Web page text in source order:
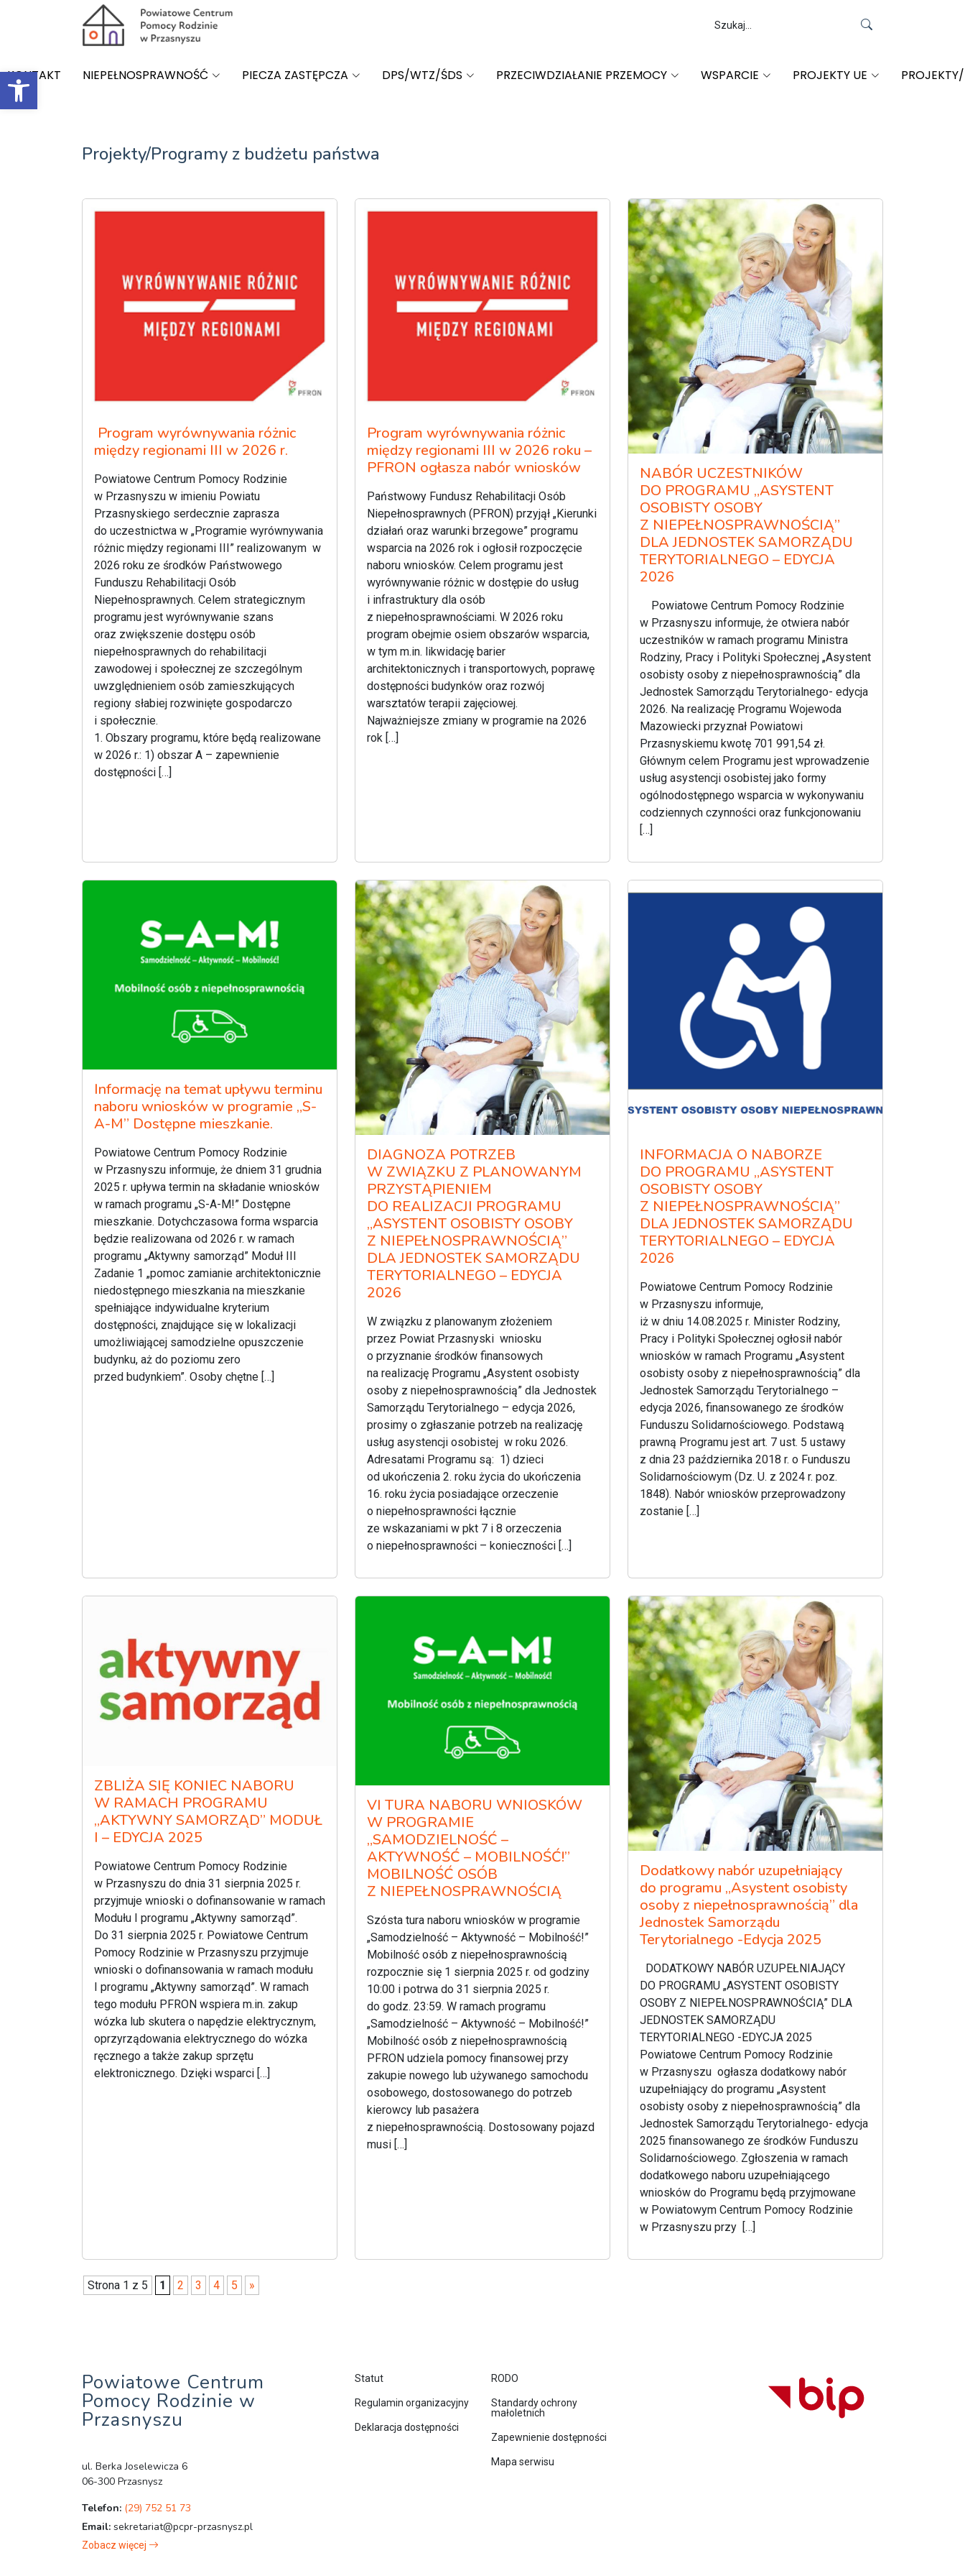
Open toolbar
KONTAKT NIEPEŁNOSPRAWNOŚĆ PIECZA ZASTĘPCZA DPS/WTZ/ŚDS PRZECIWDZIAŁANIE PRZEMOCY WSPARCIE PROJEKTY UE
Projekty/Programy z budżetu państwa
Program wyrównywania różnic
między regionami III w 2026 r.
Powiatowe Centrum Pomocy Rodzinie
w Przasnyszu w imieniu Powiatu
Przasnyskiego serdecznie zaprasza
do uczestnictwa w „Programie wyrównywania
różnic między regionami III” realizowanym w
2026 roku ze środków Państwowego
Funduszu Rehabilitacji Osób
Niepełnosprawnych. Celem strategicznym
programu jest wyrównywanie szans
oraz zwiększenie dostępu osób
niepełnosprawnych do rehabilitacji
zawodowej i społecznej ze szczególnym
uwzględnieniem osób zamieszkujących
regiony słabiej rozwinięte gospodarczo
i społecznie.
1. Obszary programu, które będą realizowane
w 2026 r.: 1) obszar A – zapewnienie
dostępności […]
Program wyrównywania różnic
między regionami III w 2026 roku –
PFRON ogłasza nabór wniosków
Państwowy Fundusz Rehabilitacji Osób
Niepełnosprawnych (PFRON) przyjął „Kierunki
działań oraz warunki brzegowe” programu
wsparcia na 2026 rok i ogłosił rozpoczęcie
naboru wniosków. Celem programu jest
wyrównywanie różnic w dostępie do usług
i infrastruktury dla osób
z niepełnosprawnościami. W 2026 roku
program obejmie osiem obszarów wsparcia,
w tym m.in. likwidację barier
architektonicznych i transportowych, poprawę
dostępności budynków oraz rozwój
warsztatów terapii zajęciowej.
Najważniejsze zmiany w programie na 2026
rok […]
NABÓR UCZESTNIKÓW
DO PROGRAMU „ASYSTENT
OSOBISTY OSOBY
Z NIEPEŁNOSPRAWNOŚCIĄ”
DLA JEDNOSTEK SAMORZĄDU
TERYTORIALNEGO – EDYCJA
2026
Powiatowe Centrum Pomocy Rodzinie
w Przasnyszu informuje, że otwiera nabór
uczestników w ramach programu Ministra
Rodziny, Pracy i Polityki Społecznej „Asystent
osobisty osoby z niepełnosprawnością” dla
Jednostek Samorządu Terytorialnego- edycja
2026. Na realizację Programu Wojewoda
Mazowiecki przyznał Powiatowi
Przasnyskiemu kwotę 701 991,54 zł.
Głównym celem Programu jest wprowadzenie
usług asystencji osobistej jako formy
ogólnodostępnego wsparcia w wykonywaniu
codziennych czynności oraz funkcjonowaniu
[…]
Informację na temat upływu terminu
naboru wniosków w programie „S-
A-M” Dostępne mieszkanie.
Powiatowe Centrum Pomocy Rodzinie
w Przasnyszu informuje, że dniem 31 grudnia
2025 r. upływa termin na składanie wniosków
w ramach programu „S-A-M!” Dostępne
mieszkanie. Dotychczasowa forma wsparcia
będzie realizowana od 2026 r. w ramach
programu „Aktywny samorząd” Moduł III
Zadanie 1 „pomoc zamianie architektonicznie
niedostępnego mieszkania na mieszkanie
spełniające indywidualne kryterium
dostępności, znajdujące się w lokalizacji
umożliwiającej samodzielne opuszczenie
budynku, aż do poziomu zero
przed budynkiem”. Osoby chętne […]
DIAGNOZA POTRZEB
W ZWIĄZKU Z PLANOWANYM
PRZYSTĄPIENIEM
DO REALIZACJI PROGRAMU
„ASYSTENT OSOBISTY OSOBY
Z NIEPEŁNOSPRAWNOŚCIĄ”
DLA JEDNOSTEK SAMORZĄDU
TERYTORIALNEGO – EDYCJA
2026
W związku z planowanym złożeniem
przez Powiat Przasnyski wniosku
o przyznanie środków finansowych
na realizację Programu „Asystent osobisty
osoby z niepełnosprawnością” dla Jednostek
Samorządu Terytorialnego – edycja 2026,
prosimy o zgłaszanie potrzeb na realizację
usług asystencji osobistej w roku 2026.
Adresatami Programu są: 1) dzieci
od ukończenia 2. roku życia do ukończenia
16. roku życia posiadające orzeczenie
o niepełnosprawności łącznie
ze wskazaniami w pkt 7 i 8 orzeczenia
o niepełnosprawności – konieczności […]
INFORMACJA O NABORZE
DO PROGRAMU „ASYSTENT
OSOBISTY OSOBY
Z NIEPEŁNOSPRAWNOŚCIĄ”
DLA JEDNOSTEK SAMORZĄDU
TERYTORIALNEGO – EDYCJA
2026
Powiatowe Centrum Pomocy Rodzinie
w Przasnyszu informuje,
iż w dniu 14.08.2025 r. Minister Rodziny,
Pracy i Polityki Społecznej ogłosił nabór
wniosków w ramach Programu „Asystent
osobisty osoby z niepełnosprawnością” dla
Jednostek Samorządu Terytorialnego –
edycja 2026, finansowanego ze środków
Funduszu Solidarnościowego. Podstawą
prawną Programu jest art. 7 ust. 5 ustawy
z dnia 23 października 2018 r. o Funduszu
Solidarnościowym (Dz. U. z 2024 r. poz.
1848). Nabór wniosków przeprowadzony
zostanie […]
ZBLIŻA SIĘ KONIEC NABORU
W RAMACH PROGRAMU
„AKTYWNY SAMORZĄD” MODUŁ
I – EDYCJA 2025
Powiatowe Centrum Pomocy Rodzinie
w Przasnyszu do dnia 31 sierpnia 2025 r.
przyjmuje wnioski o dofinansowanie w ramach
Modułu I programu „Aktywny samorząd”.
Do 31 sierpnia 2025 r. Powiatowe Centrum
Pomocy Rodzinie w Przasnyszu przyjmuje
wnioski o dofinansowania w ramach modułu
I programu „Aktywny samorząd”. W ramach
tego modułu PFRON wspiera m.in. zakup
wózka lub skutera o napędzie elektrycznym,
oprzyrządowania elektrycznego do wózka
ręcznego a także zakup sprzętu
elektronicznego. Dzięki wsparci […]
VI TURA NABORU WNIOSKÓW
W PROGRAMIE
„SAMODZIELNOŚĆ –
AKTYWNOŚĆ – MOBILNOŚĆ!”
MOBILNOŚĆ OSÓB
Z NIEPEŁNOSPRAWNOŚCIĄ
Szósta tura naboru wniosków w programie
„Samodzielność – Aktywność – Mobilność!”
Mobilność osób z niepełnosprawnością
rozpocznie się 1 sierpnia 2025 r. od godziny
10:00 i potrwa do 31 sierpnia 2025 r.
do godz. 23:59. W ramach programu
„Samodzielność – Aktywność – Mobilność!”
Mobilność osób z niepełnosprawnością
PFRON udziela pomocy finansowej przy
zakupie nowego lub używanego samochodu
osobowego, dostosowanego do potrzeb
kierowcy lub pasażera
z niepełnosprawnością. Dostosowany pojazd
musi […]
Dodatkowy nabór uzupełniający
do programu „Asystent osobisty
osoby z niepełnosprawnością” dla
Jednostek Samorządu
Terytorialnego -Edycja 2025
DODATKOWY NABÓR UZUPEŁNIAJĄCY
DO PROGRAMU „ASYSTENT OSOBISTY
OSOBY Z NIEPEŁNOSPRAWNOŚCIĄ” DLA
JEDNOSTEK SAMORZĄDU
TERYTORIALNEGO -EDYCJA 2025
Powiatowe Centrum Pomocy Rodzinie
w Przasnyszu ogłasza dodatkowy nabór
uzupełniający do programu „Asystent
osobisty osoby z niepełnosprawnością” dla
Jednostek Samorządu Terytorialnego- edycja
2025 finansowanego ze środków Funduszu
Solidarnościowego. Zgłoszenia w ramach
dodatkowego naboru uzupełniającego
wniosków do Programu będą przyjmowane
w Powiatowym Centrum Pomocy Rodzinie
w Przasnyszu przy […]
Strona 1 z 5 1 2 3 4 5 »
Powiatowe Centrum
Pomocy Rodzinie w
Przasnyszu
ul. Berka Joselewicza 6
06-300 Przasnysz
Telefon: (29) 752 51 73
Email: sekretariat@pcpr-przasnysz.pl
Zobacz więcej
Statut
Regulamin organizacyjny
Deklaracja dostępności
RODO
Standardy ochrony
małoletnich
Zapewnienie dostępności
Mapa serwisu